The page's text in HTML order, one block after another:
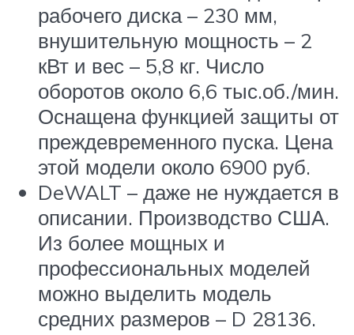
рабочего диска – 230 мм,
внушительную мощность – 2
кВт и вес – 5,8 кг. Число
оборотов около 6,6 тыс.об./мин.
Оснащена функцией защиты от
преждевременного пуска. Цена
этой модели около 6900 руб.
DeWALT – даже не нуждается в
описании. Производство США.
Из более мощных и
профессиональных моделей
можно выделить модель
средних размеров – D 28136.